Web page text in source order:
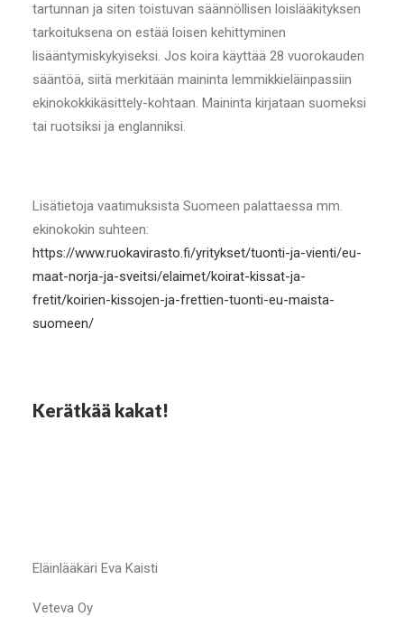
tartunnan ja siten toistuvan säännöllisen loislääkityksen
tarkoituksena on estää loisen kehittyminen
lisääntymiskykyiseksi. Jos koira käyttää 28 vuorokauden
sääntöä, siitä merkitään maininta lemmikkieläinpassiin
ekinokokkikäsittely-kohtaan. Maininta kirjataan suomeksi
tai ruotsiksi ja englanniksi.
Lisätietoja vaatimuksista Suomeen palattaessa mm.
ekinokokin suhteen:
https://www.ruokavirasto.fi/yritykset/tuonti-ja-vienti/eu-
maat-norja-ja-sveitsi/elaimet/koirat-kissat-ja-
fretit/koirien-kissojen-ja-frettien-tuonti-eu-maista-
suomeen/
Kerätkää kakat!
Eläinlääkäri Eva Kaisti
Veteva Oy